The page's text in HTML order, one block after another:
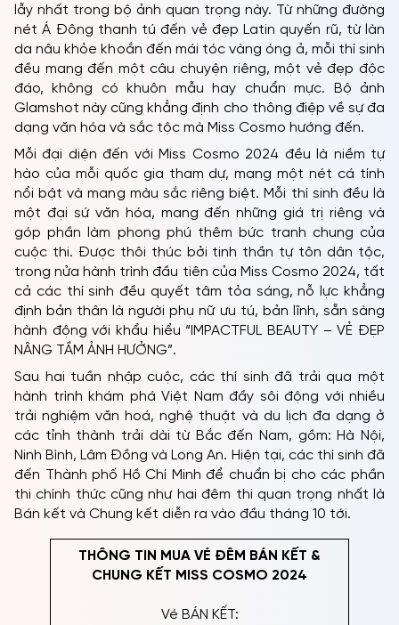
lẫy nhất trong bộ ảnh quan trọng này. Từ những đường
nét Á Đông thanh tú đến vẻ đẹp Latin quyến rũ, từ làn
da nâu khỏe khoắn đến mái tóc vàng óng ả, mỗi thí sinh
đều mang đến một câu chuyện riêng, một vẻ đẹp độc
đáo, không có khuôn mẫu hay chuẩn mực. Bộ ảnh
Glamshot này cũng khẳng định cho thông điệp về sự đa
dạng văn hóa và sắc tộc mà Miss Cosmo hướng đến.
Mỗi đại diện đến với Miss Cosmo 2024 đều là niềm tự
hào của mỗi quốc gia tham dự, mang một nét cá tính
nổi bật và mang màu sắc riêng biệt. Mỗi thí sinh đều là
một đại sứ văn hóa, mang đến những giá trị riêng và
góp phần làm phong phú thêm bức tranh chung của
cuộc thi. Được thôi thúc bởi tinh thần tự tôn dân tộc,
trong nửa hành trình đầu tiên của Miss Cosmo 2024, tất
cả các thí sinh đều quyết tâm tỏa sáng, nỗ lực khẳng
định bản thân là người phụ nữ ưu tú, bản lĩnh, sẵn sàng
hành động với khẩu hiểu “IMPACTFUL BEAUTY – VẺ ĐẸP
NÂNG TẦM ẢNH HƯỞNG”.
Sau hai tuần nhập cuộc, các thí sinh đã trải qua một
hành trình khám phá Việt Nam đầy sôi động với nhiều
trải nghiệm văn hoá, nghệ thuật và du lịch đa dạng ở
các tỉnh thành trải dài từ Bắc đến Nam, gồm: Hà Nội,
Ninh Bình, Lâm Đồng và Long An. Hiện tại, các thí sinh đã
đến Thành phố Hồ Chí Minh để chuẩn bị cho các phần
thi chính thức cũng như hai đêm thi quan trọng nhất là
Bán kết và Chung kết diễn ra vào đầu tháng 10 tới.
THÔNG TIN MUA VÉ ĐÊM BÁN KẾT &
CHUNG KẾT MISS COSMO 2024
Vé BÁN KẾT: